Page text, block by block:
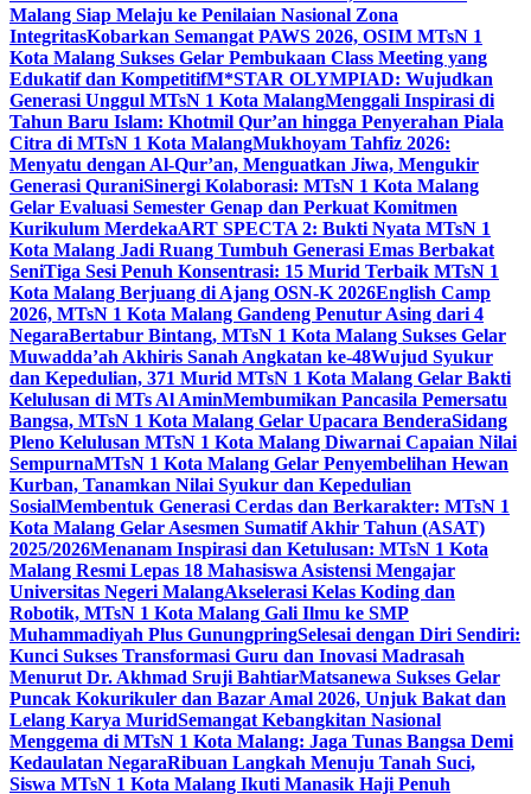
Malang Siap Melaju ke Penilaian Nasional Zona
IntegritasKobarkan Semangat PAWS 2026, OSIM MTsN 1
Kota Malang Sukses Gelar Pembukaan Class Meeting yang
Edukatif dan KompetitifM*STAR OLYMPIAD: Wujudkan
Generasi Unggul MTsN 1 Kota MalangMenggali Inspirasi di
Tahun Baru Islam: Khotmil Qur’an hingga Penyerahan Piala
Citra di MTsN 1 Kota MalangMukhoyam Tahfiz 2026:
Menyatu dengan Al-Qur’an, Menguatkan Jiwa, Mengukir
Generasi QuraniSinergi Kolaborasi: MTsN 1 Kota Malang
Gelar Evaluasi Semester Genap dan Perkuat Komitmen
Kurikulum MerdekaART SPECTA 2: Bukti Nyata MTsN 1
Kota Malang Jadi Ruang Tumbuh Generasi Emas Berbakat
SeniTiga Sesi Penuh Konsentrasi: 15 Murid Terbaik MTsN 1
Kota Malang Berjuang di Ajang OSN-K 2026English Camp
2026, MTsN 1 Kota Malang Gandeng Penutur Asing dari 4
NegaraBertabur Bintang, MTsN 1 Kota Malang Sukses Gelar
Muwadda’ah Akhiris Sanah Angkatan ke-48Wujud Syukur
dan Kepedulian, 371 Murid MTsN 1 Kota Malang Gelar Bakti
Kelulusan di MTs Al AminMembumikan Pancasila Pemersatu
Bangsa, MTsN 1 Kota Malang Gelar Upacara BenderaSidang
Pleno Kelulusan MTsN 1 Kota Malang Diwarnai Capaian Nilai
SempurnaMTsN 1 Kota Malang Gelar Penyembelihan Hewan
Kurban, Tanamkan Nilai Syukur dan Kepedulian
SosialMembentuk Generasi Cerdas dan Berkarakter: MTsN 1
Kota Malang Gelar Asesmen Sumatif Akhir Tahun (ASAT)
2025/2026Menanam Inspirasi dan Ketulusan: MTsN 1 Kota
Malang Resmi Lepas 18 Mahasiswa Asistensi Mengajar
Universitas Negeri MalangAkselerasi Kelas Koding dan
Robotik, MTsN 1 Kota Malang Gali Ilmu ke SMP
Muhammadiyah Plus GunungpringSelesai dengan Diri Sendiri:
Kunci Sukses Transformasi Guru dan Inovasi Madrasah
Menurut Dr. Akhmad Sruji BahtiarMatsanewa Sukses Gelar
Puncak Kokurikuler dan Bazar Amal 2026, Unjuk Bakat dan
Lelang Karya MuridSemangat Kebangkitan Nasional
Menggema di MTsN 1 Kota Malang: Jaga Tunas Bangsa Demi
Kedaulatan NegaraRibuan Langkah Menuju Tanah Suci,
Siswa MTsN 1 Kota Malang Ikuti Manasik Haji Penuh